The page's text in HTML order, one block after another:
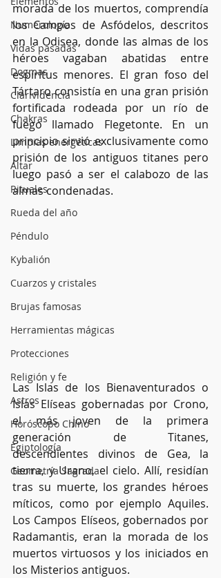
Numerología
Vidas pasadas
Dogmas
Clarividencia
Chakras
Limpias energéticas
Altar
Rituales
Rueda del año
Péndulo
Kybalión
Cuarzos y cristales
Brujas famosas
Herramientas mágicas
Protecciones
Religión y fe
Astros
Horóscopo Chino
Egiptología
Geometría Sagrada
morada de los muertos, comprendía
los Campos de Asfódelos, descritos
en la Odisea, donde las almas de los
héroes vagaban abatidas entre
espíritus menores. El gran foso del
Tártaro consistía en una gran prisión
fortificada rodeada por un río de
fuego llamado Flegetonte. En un
principio sirvió exclusivamente como
prisión de los antiguos titanes pero
luego pasó a ser el calabozo de las
almas condenadas.
Las Islas de los Bienaventurados o
Islas Elíseas gobernadas por Crono,
el más joven de la primera
generación de Titanes,
descendientes divinos de Gea, la
tierra, y Urano, el cielo. Allí, residían
tras su muerte, los grandes héroes
míticos, como por ejemplo Aquiles.
Los Campos Elíseos, gobernados por
Radamantis, eran la morada de los
muertos virtuosos y los iniciados en
los Misterios antiguos.